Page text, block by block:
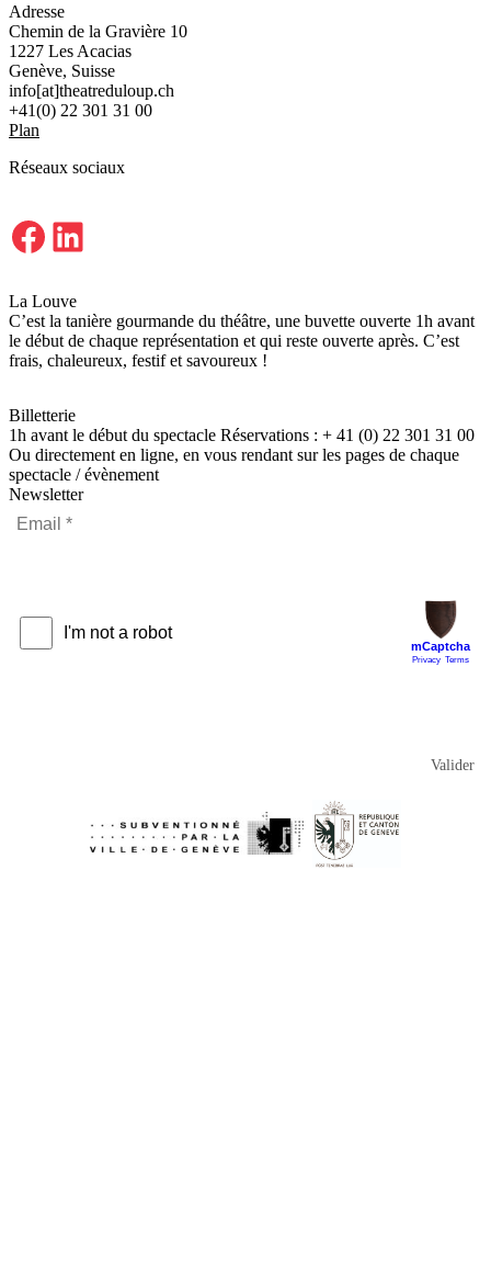
Adresse
Chemin de la Gravière 10
1227 Les Acacias
Genève, Suisse
info[at]theatreduloup.ch
+41(0) 22 301 31 00
Plan
Réseaux sociaux
Facebook LinkedIn
La Louve
C’est la tanière gourmande du théâtre, une buvette ouverte 1h avant
le début de chaque représentation et qui reste ouverte après. C’est
frais, chaleureux, festif et savoureux !
Billetterie
1h avant le début du spectacle Réservations : + 41 (0) 22 301 31 00
Ou directement en ligne, en vous rendant sur les pages de chaque
spectacle / évènement
Newsletter